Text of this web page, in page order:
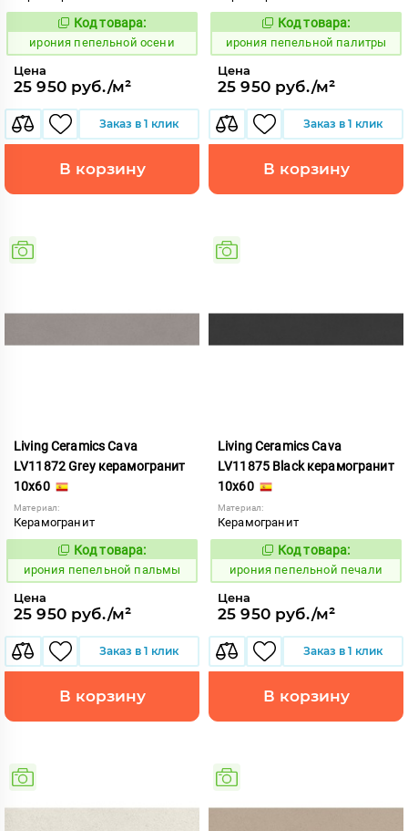
1102565
Код товара:
ирония пепельной осени
Цена
25 950 руб./м²
Заказ в 1 клик
В корзину
1102566
Код товара:
ирония пепельной палитры
Цена
25 950 руб./м²
Заказ в 1 клик
В корзину
Living Ceramics Cava
LV11872 Grey керамогранит
10x60
Материал:
Керамогранит
1102567
Код товара:
ирония пепельной пальмы
Цена
25 950 руб./м²
Заказ в 1 клик
В корзину
Living Ceramics Cava
LV11875 Black керамогранит
10x60
Материал:
Керамогранит
1102570
Код товара:
ирония пепельной печали
Цена
25 950 руб./м²
Заказ в 1 клик
В корзину